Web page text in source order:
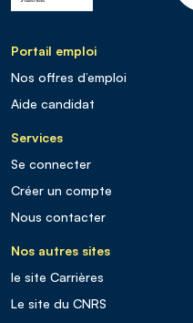
Portail emploi
Nos offres d’emploi
Aide candidat
Services
Se connecter
Créer un compte
Nous contacter
Nos autres sites
le site Carrières
Le site du CNRS